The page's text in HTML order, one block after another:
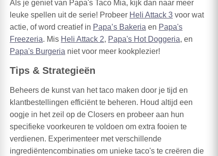
Als je geniet van Papa's Taco Mia, kijk dan naar meer
leuke spellen uit de serie! Probeer Heli Attack 3 voor wat
actie, of word creatief in Papa’s Bakeria en Papa's
Freezeria. Mis Heli Attack 2, Papa's Hot Doggeria, en
Papa's Burgeria niet voor meer kookplezier!
Tips & Strategieën
Beheers de kunst van het taco maken door je tijd en
klantbestellingen efficiënt te beheren. Houd altijd een
oogje in het zeil op de Closers en probeer aan hun
specifieke voorkeuren te voldoen om extra fooien te
verdienen. Experimenteer met verschillende
ingrediëntencombinaties om unieke taco's te creëren die